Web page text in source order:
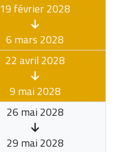
19 février 2028
6 mars 2028
22 avril 2028
9 mai 2028
26 mai 2028
29 mai 2028